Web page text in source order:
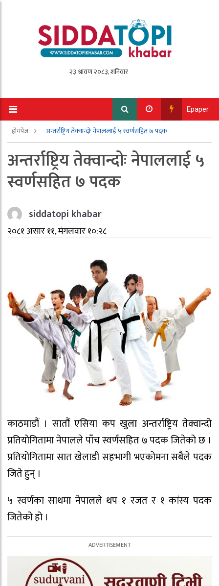
Epaper
होमपेज अन्तर्राष्ट्रिय तेक्वान्दोः नेपाललाई ५ स्वर्णसहित ७ पदक
अन्तर्राष्ट्रिय तेक्वान्दोः नेपाललाई ५
स्वर्णसहित ७ पदक
siddatopi khabar
२०८१ असार ११, मंगलवार १०:२८
काठमाडौं । सातौं एसिया कप खुला अन्तर्राष्ट्रिय तेक्वान्दो
प्रतियोगितामा नेपालले पाँच स्वर्णसहित ७ पदक जितेको छ ।
प्रतियोगितामा सात खेलाडी सहभागी भएकोमना सबैले पदक
जिते हुन् ।
५ स्वर्णका साथमा नेपालले थप १ रजत र १ कांस्य पदक
जितेको हो ।